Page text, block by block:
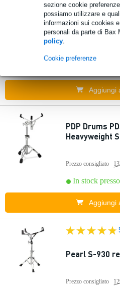
sezione cookie
possiamo utilizzare e
informazioni sui cookies
personali da parte di Bax
policy.
Cookie preferenze
Gibraltar
reggirullante
Aggiungi
PDP Drums
Heavyweight
Prezzo consigliato
In stock
Aggiungi
Pearl S-930
Prezzo consigliato